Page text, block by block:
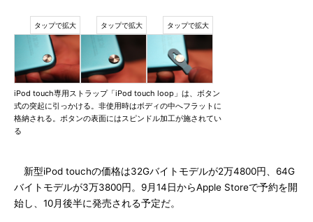
iPod touch専用ストラップ「iPod touch loop」は、ボタン
式の突起に引っかける。非使用時はボディの中へフラットに
格納される。ボタンの表面にはスピンドル加工が施されてい
る
新型iPod touchの価格は32Gバイトモデルが2万4800円、64G
バイトモデルが3万3800円。9月14日からApple Storeで予約を開
始し、10月後半に発売される予定だ。